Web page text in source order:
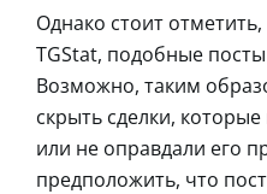
Однако стоит
TGStat, подобные
Возможно, таким
скрыть сделки,
или не оправдали его
предположить, что